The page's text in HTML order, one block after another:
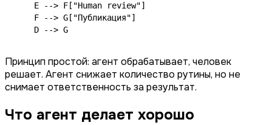
    E --> F["Human review"]
    F --> G["Публикация"]
    D --> G
Принцип простой: агент обрабатывает, человек
решает. Агент снижает количество рутины, но не
снимает ответственность за результат.
Что агент делает хорошо